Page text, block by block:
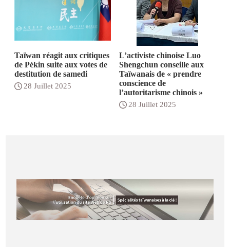
Taïwan réagit aux critiques
de Pékin suite aux votes de
destitution de samedi
28 Juillet 2025
L’activiste chinoise Luo
Shengchun conseille aux
Taïwanais de « prendre
conscience de
l’autoritarisme chinois »
28 Juillet 2025